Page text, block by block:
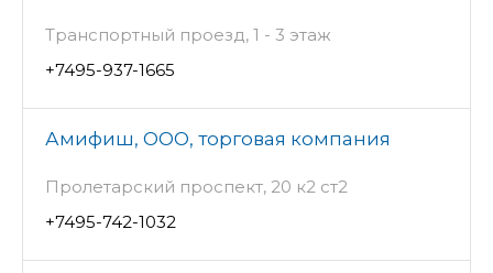
Транспортный проезд, 1 - 3 этаж
+7495-937-1665
Амифиш, ООО, торговая компания
Пролетарский проспект, 20 к2 ст2
+7495-742-1032